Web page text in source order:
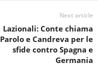
Next article
Lazionali: Conte chiama
Parolo e Candreva per le
sfide contro Spagna e
Germania